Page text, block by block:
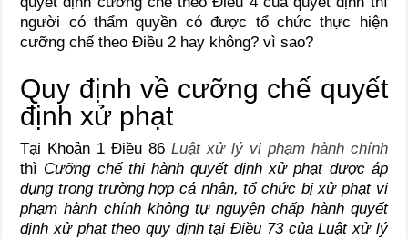
người có thẩm quyền có được tổ chức thực hiện
cưỡng chế theo Điều 2 hay không? vì sao?
Quy định về cưỡng chế quyết
định xử phạt
Tại Khoản 1 Điều 86Luật xử lý vi phạm hành chính
thì Cưỡng chế thi hành quyết định xử phạt được áp
dụng trong trường hợp cá nhân, tổ chức bị xử phạt vi
phạm hành chính không tự nguyện chấp hành quyết
định xử phạt theo quy định tại Điều 73 của Luật xử lý